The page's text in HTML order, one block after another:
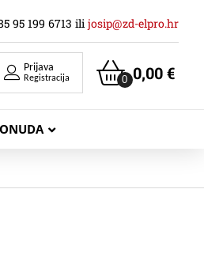
95 199 6713 ili josip@zd-elpro.hr
Prijava
Registracija 0,00€
0